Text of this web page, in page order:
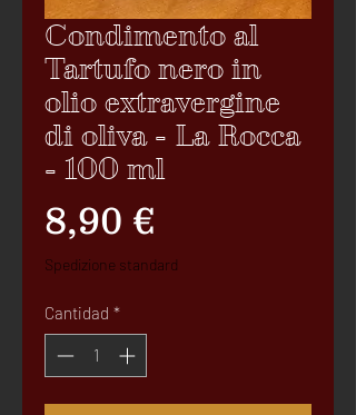
Condimento al
Tartufo nero in
olio extravergine
di oliva - La Rocca
- 100 ml
8,90 €
Spedizione standard
Cantidad *